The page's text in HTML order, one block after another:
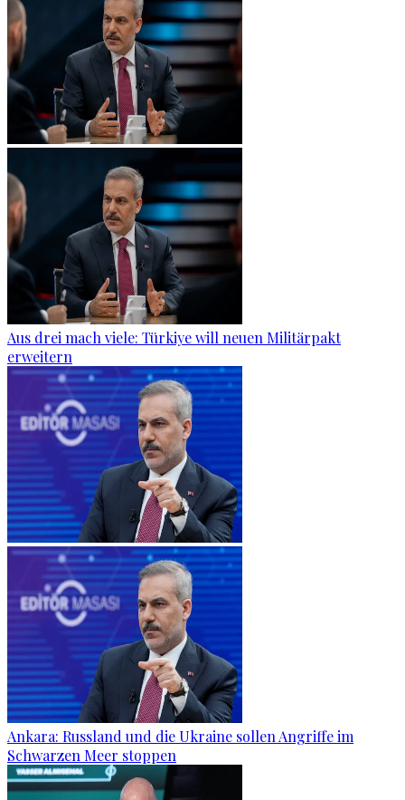
Aus drei mach viele: Türkiye will neuen Militärpakt
erweitern
Ankara: Russland und die Ukraine sollen Angriffe im
Schwarzen Meer stoppen